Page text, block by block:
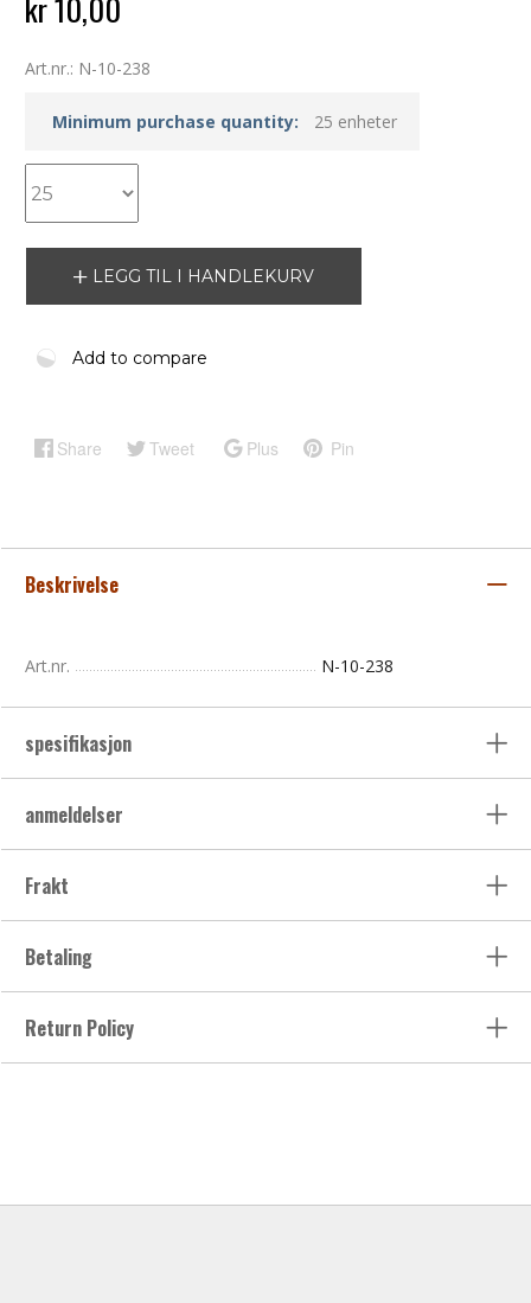
Art.nr.: N-10-238
Minimum purchase quantity: 25 enheter
LEGG TIL I HANDLEKURV
Add to compare
Share Tweet Plus Pin
Beskrivelse
Art.nr. N-10-238
spesifikasjon
anmeldelser
Frakt
Betaling
Return Policy